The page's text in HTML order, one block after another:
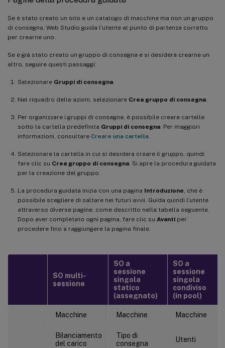
Se è stato creato un sito e un catalogo di macchine ma non un gruppo
di consegna, Web Studio guida l’utente al punto di partenza corretto
per crearne uno.
Se è già stato creato un gruppo di consegna e si desidera crearne un
altro, seguire questi passaggi:
Selezionare Gruppi di consegna
Nel riquadro delle azioni, selezionare Crea gruppo di consegna
Per organizzare i gruppi di consegna, è possibile creare cartelle
sotto la cartella predefinita Gruppi di consegna . Per maggiori
informazioni, consultare Creare una cartella
Selezionare la cartella in cui si desidera creare il gruppo, quindi
fare clic su Crea gruppo di consegna . Si apre la procedura guidata
per la creazione del gruppo.
La procedura guidata inizia con una pagina Introduzione , che è
possibile scegliere di saltare nei futuri avvii. Guida quindi l’utente
attraverso diverse pagine, come descritto nella tabella seguente.
Dopo aver completato ogni pagina, fare clic su Avanti per
procedere fino a raggiungere la pagina finale.
SO multi-
sessione
SO a
sessione
singola
statico
(assegnato)
SO a
sessione
singola
condiviso
(in pool)
Macchine Macchine Macchine
Bilanciamento
del carico
Tipo di
consegna
Utenti